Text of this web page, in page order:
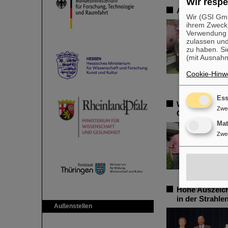
Außenstellen
Abgeordnete
Weltweit
GSI/FAIR:
Hohe
in der
Wir (GSI
ihrem
zulassen
zu haben.
(mit
Cookie-